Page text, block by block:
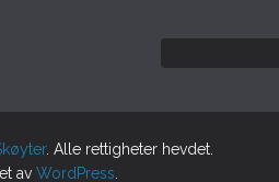
. Alle rettigheter hevdet.
av WordPress